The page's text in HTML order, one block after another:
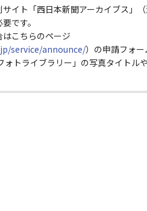
イト「西日本新聞アーカイブス」
です。
こちらのページ
service/announce/）の申請フォ
ォトライブラリー」の写真タイトル